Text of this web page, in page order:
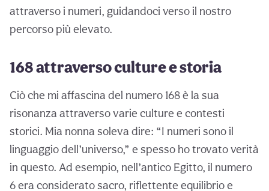
attraverso i numeri, guidandoci verso il nostro
percorso più elevato.
168 attraverso culture e storia
Ciò che mi affascina del numero 168 è la sua
risonanza attraverso varie culture e contesti
storici. Mia nonna soleva dire: “I numeri sono il
linguaggio dell’universo,” e spesso ho trovato verità
in questo. Ad esempio, nell’antico Egitto, il numero
6 era considerato sacro, riflettente equilibrio e